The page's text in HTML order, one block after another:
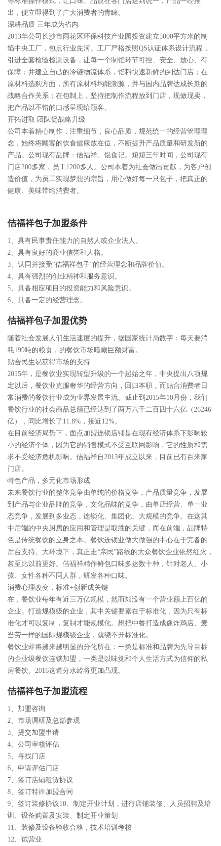
出，便立即得到了广大消费者的青睐。
深耕品质 三年成为省内
2013年公司长沙市雨花区环保科技产业园投资建立5000平方米的制
馅中央工厂，包点行业先河。工厂严格按照QS认证体系设计流程，
引进全套检验检测设备，让每一个制馅环节可控、安全、放心、有
保障；并建立自己的冷链物流体系，馅料快速新鲜的到达门店；在
原材料选购方面，所有原材料均能溯源，并与国内品牌达成长期的
战略合作关系；在包制上，坚持把制作流程放到门店，现做现卖，
把产品以不错的口感呈现给顾客。
开拓进取 团队促战略升级
公司本着精心制作，注重细节，良心品质，规范统一的经营管理理
念，始终将顾客的饮食健康放在位，不断提升产品质量和研发新的
产品。公司现有品牌：佶福祥、馄食记。短短三年时间，公司现有
门店200多家，员工1200多人。公司本着为社会做出贡献，为客户创
造价值，为员工实现梦想的宗旨，用心做好每一只包子，把真正的
健康、美味带给消费者。
佶福祥包子加盟条件
1、具有民事责任能力的自然人或企业法人。
2、具有良好的商业信誉和人格。
3、认同并接受“佶福祥包子”的经营理念和品牌价值。
4、具有强烈的创业精神和服务意识。
5、具备相应项目的投资能力和风险意识。
6、具备一定的经营理念。
佶福祥包子加盟优势
随着社会发展人们生活速度的提升，据国家统计局数字：每天要消
耗199吨的粮食，的餐饮市场暗藏巨额财富。
贴合民生易获得市场的支持
2015年，是餐饮业实现转型升级的一个起始之年，中央提出八项规
定以后，餐饮业克服奢华的经营方向，回归本职，而贴合消费者日
常消费的餐饮行业成为业界发展主流。截止到2015年10月份，我们
餐饮行业的社会商品总额已经达到了两万六千二百四十六亿（26246
亿），同比增长了11.8%，接近12%。
在目前经济局势下，面点加盟连锁店铺是在现有经济体系下影响较
小的经济个体，因为它的销售模式不受互联网影响，它的性质和需
求不受经济危机影响。佶福祥自2013年成立以来，目前已有百来家
门店。
特色产品，多元化市场形成
未来餐饮行业的整体竞争由单纯的价格竞争，产品质量竞争，发展
到产品与企业品牌的竞争，文化品味的竞争，由单店经营、单一业
态竞争，发展到多业态，连锁化、集团化、大规模的竞争。在这其
中后端的中央厨房的应用和管理是取胜的关键，而在前端，品牌特
色是传统餐饮的立身之本。餐饮连锁业做大做强的中心在于完备的
后台支持。大环境下，真正走“亲民”路线的大众餐饮企业依然红火，
甚至比以前更好。佶福祥精作鲜包口味多达数十种，针对老人、小
孩、女性各种不同人群，研发各种口味。
消费心理改变，标准+创新成关键
在，餐饮业每年有近三万亿规模，然而却没有一个营业额上百亿的
企业。打造规模级的企业，其中关键要素在于标准化，因为只有标
准化才可以复制，复制才能规模化。想把中餐打造成像炸鸡店、麦
当劳一样的国际规模级企业，就绕不开标准化。
餐饮业即将越来越明显的分化所在：一类是标准和品牌为先导目标
的企业级餐饮连锁加盟，一类是以味觉和个人生活方式为信仰的私
房餐饮。2016这道分水岭将更加凸现。
佶福祥包子加盟流程
1、加盟咨询
2、市场调研及总部参观
3、提交加盟申请
4、公司审核评估
5、寻找门店
6、申请评估门店
7、签订店铺租赁协议
8、签订特许加盟合同
9、签订装修协议10、制定开业计划，进行店铺装修、人员招聘及培
训、设备购置及安装、制定开业策划
11、装修及设备验收合格，技术培训考核
12、试营业